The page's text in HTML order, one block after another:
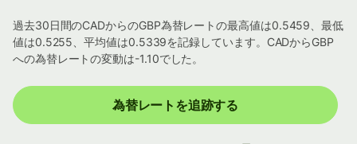
過去30日間のCADからのGBP為替レートの最高値は0.5459、最低
値は0.5255、平均値は0.5339を記録しています。CADからGBP
への為替レートの変動は-1.10でした。
為替レートを追跡する